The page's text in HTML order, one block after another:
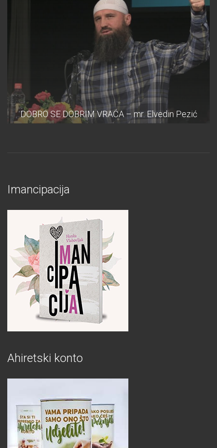
DOBRO SE DOBRIM VRAĆA – mr. Elvedin Pezić
Imancipacija
Ahiretski konto